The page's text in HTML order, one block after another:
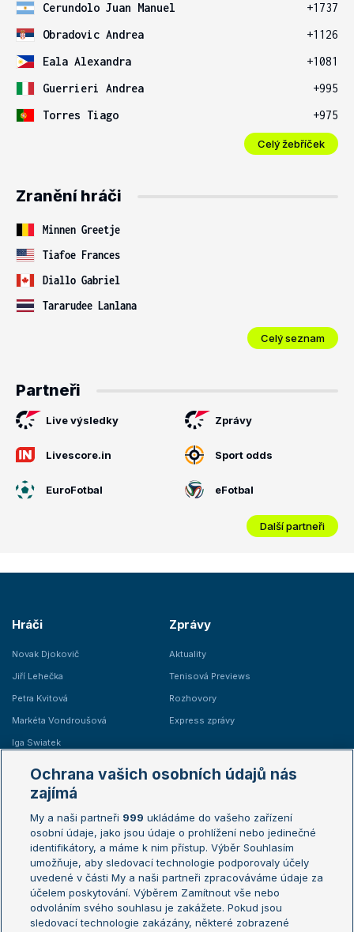
Cerundolo Juan Manuel
+1737
Obradovic Andrea
+1126
Eala Alexandra
+1081
Guerrieri Andrea
+995
Torres Tiago
+975
Celý žebříček
Zranění hráči
Minnen Greetje
Tiafoe Frances
Diallo Gabriel
Tararudee Lanlana
Celý seznam
Partneři
Live výsledky Zprávy
Livescore.in Sport odds
EuroFotbal eFotbal
Další partneři
Hráči
Novak Djokovič
Jiří Lehečka
Petra Kvitová
Markéta Vondroušová
Iga Swiatek
Zprávy
Aktuality
Tenisová Previews
Rozhovory
Express zprávy
Žebříčky
Žebříček ATP (muži)
Žebříček WTA (ženy)
Sázkařský žebříček
Australian Open
French Open
Wimbledon
US Open
Turnaj mistrů
Turnaj mistryň
Ochrana vašich osobních údajů nás
zajímá
My a naši partneři 999 ukládáme do vašeho zařízení
osobní údaje, jako jsou údaje o prohlížení nebo jedinečné
identifikátory, a máme k nim přístup. Výběr Souhlasím
umožňuje, aby sledovací technologie podporovaly účely
uvedené v části My a naši partneři zpracováváme údaje za
účelem poskytování. Výběrem Zamítnout vše nebo
odvoláním svého souhlasu je zakážete. Pokud jsou
sledovací technologie zakázány, některé zobrazené